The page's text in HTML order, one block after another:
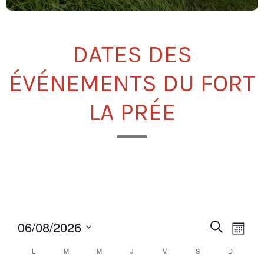
DATES DES
ÉVÉNEMENTS DU FORT
LA PRÉE
Recherche
Mois
06/08/2026
une
Calendrier
L M M J V S D